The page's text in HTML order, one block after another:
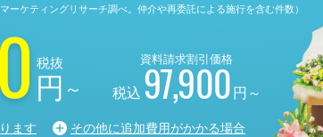
ケティングリサーチ調べ。仲介や再委託による施行を含む件数）
円 ～
税抜 資料請求割引価格
税込97,900円～
ます その他に追加費用がかかる場合